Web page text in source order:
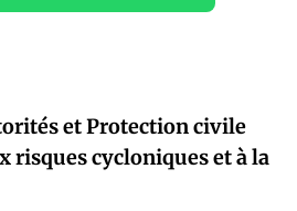
et Protection civile
risques cycloniques et à la